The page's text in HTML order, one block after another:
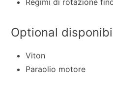
Optional
Viton
Paraolio motore